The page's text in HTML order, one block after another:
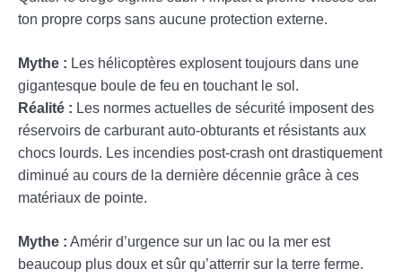
ton propre corps sans aucune protection externe.
Mythe : Les hélicoptères explosent toujours dans une
gigantesque boule de feu en touchant le sol.
Réalité : Les normes actuelles de sécurité imposent des
réservoirs de carburant auto-obturants et résistants aux
chocs lourds. Les incendies post-crash ont drastiquement
diminué au cours de la dernière décennie grâce à ces
matériaux de pointe.
Mythe : Amérir d’urgence sur un lac ou la mer est
beaucoup plus doux et sûr qu’atterrir sur la terre ferme.